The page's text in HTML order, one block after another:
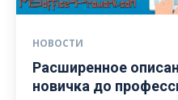
НОВОСТИ
Расширенное
новичка до